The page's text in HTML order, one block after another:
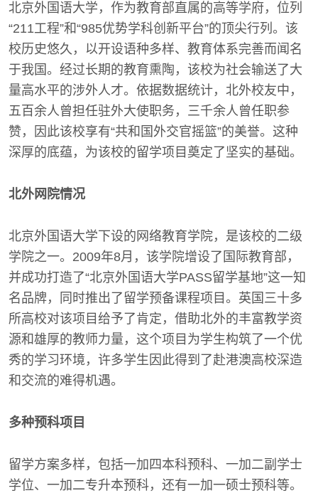
北京外国语大学，作为教育部直属的高等学府，位列
“211工程”和“985优势学科创新平台”的顶尖行列。该
校历史悠久，以开设语种多样、教育体系完善而闻名
于我国。经过长期的教育熏陶，该校为社会输送了大
量高水平的涉外人才。依据数据统计，北外校友中，
五百余人曾担任驻外大使职务，三千余人曾任职参
赞，因此该校享有“共和国外交官摇篮”的美誉。这种
深厚的底蕴，为该校的留学项目奠定了坚实的基础。
北外网院情况
北京外国语大学下设的网络教育学院，是该校的二级
学院之一。2009年8月，该学院增设了国际教育部，
并成功打造了“北京外国语大学PASS留学基地”这一知
名品牌，同时推出了留学预备课程项目。英国三十多
所高校对该项目给予了肯定，借助北外的丰富教学资
源和雄厚的教师力量，这个项目为学生构筑了一个优
秀的学习环境，许多学生因此得到了赴港澳高校深造
和交流的难得机遇。
多种预科项目
留学方案多样，包括一加四本科预科、一加二副学士
学位、一加二专升本预科，还有一加一硕士预科等。